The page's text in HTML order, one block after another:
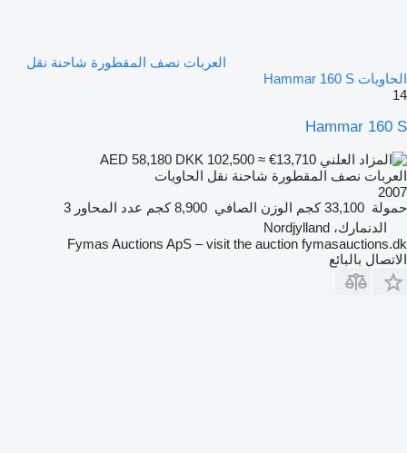
العربات نصف المقطورة شاحنة نقل
الحاويات Hammar 160 S
14
Hammar 160 S
DKK 102,500 ≈ €13,710
العربات نصف المقطورة شاحنة نقل الحاويات
2007
حمولة 33,100 كجم الوزن الصافي 8,900 كجم عدد المحاور 3
الدنمارك، Nordjylland
Fymas Auctions ApS – visit the auction fymasauctions.dk
الاتصال بالبائع